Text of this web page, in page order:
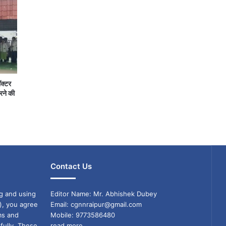
की
and using
you agree
and
Contact Us
Editor Name: Mr. Abhishek Dubey
Email: cgnnraipur@gmail.com
Mobile: 9773586480